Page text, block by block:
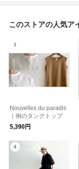
このストアの人気ア
Nouvelles du paradis
｜例のタンクトップ
5,390円